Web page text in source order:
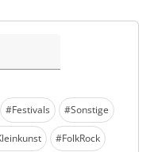
#Festivals #Sonstige
#FolkRock